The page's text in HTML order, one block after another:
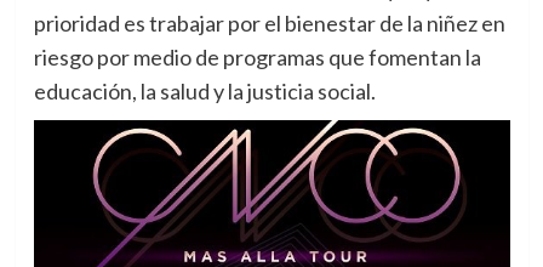
prioridad es trabajar por el bienestar de la niñez en
riesgo por medio de programas que fomentan la
educación, la salud y la justicia social.